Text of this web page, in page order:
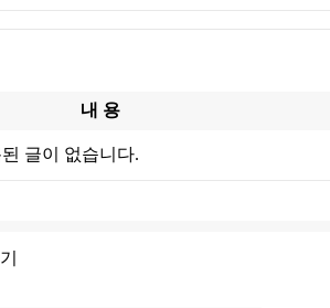
내 용
글이 없습니다.